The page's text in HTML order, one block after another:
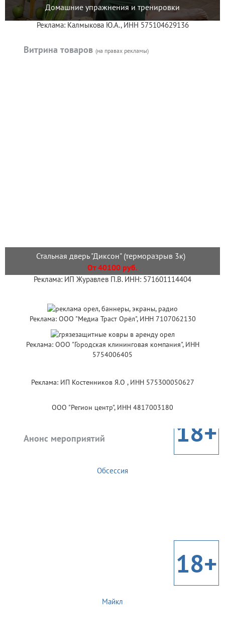
Домашние упражнения и тренировки
Реклама: Калмыкова Ю.А., ИНН 575104629136
Витрина товаров (на правах рекламы)
Стальная дверь "Диксон" (терморазрыв 3к)
От 40100 руб.
Реклама: ИП Журавлев П.В. ИНН: 571601114404
Реклама: ООО "Медиа Траст Орёл", ИНН 7107062130
Реклама: ООО "Городская клининговая компания", ИНН
5754006405
Реклама: ИП Костенников Я.О , ИНН 575300050627
ООО "Регион центр", ИНН 4817003180
Анонс мероприятий 18+
Обсессия
18+
Майкл